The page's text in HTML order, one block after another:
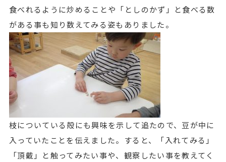
食べれるように炒めることや「としのかず」と食べる数
がある事も知り数えてみる姿もありました。
枝についている殻にも興味を示して追たので、豆が中に
入っていたことを伝えました。すると、「入れてみる」
「頂戴」と触ってみたい事や、観察したい事を教えてく